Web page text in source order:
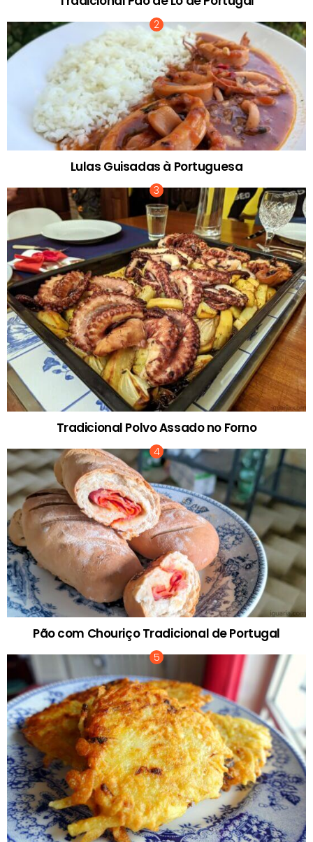
Lulas Guisadas à Portuguesa
Tradicional Polvo Assado no Forno
Pão com Chouriço Tradicional de Portugal